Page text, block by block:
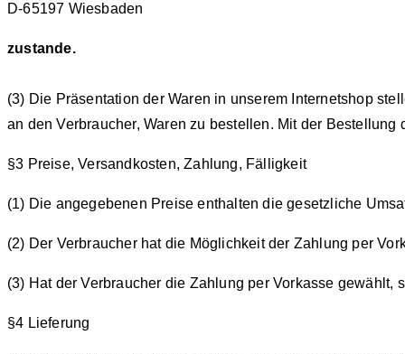
D-65197 Wiesbaden
zustande.
(3) Die Präsentation der Waren in unserem Internetshop
an den Verbraucher, Waren zu bestellen. Mit der
§3 Preise, Versandkosten, Zahlung, Fälligkeit
(1) Die angegebenen Preise enthalten die gesetzliche
(2) Der Verbraucher hat die Möglichkeit der Zahlung per
(3) Hat der Verbraucher die Zahlung per Vorkasse
§4 Lieferung